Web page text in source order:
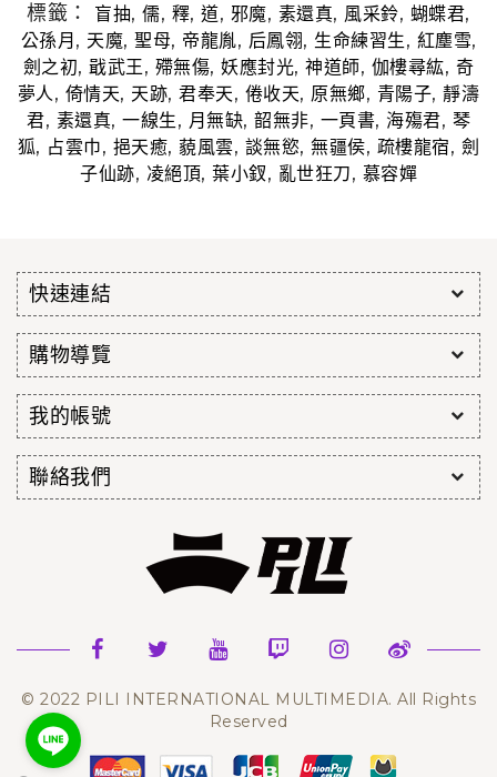
標籤： 盲抽,儒, 釋,道, 邪魔, 素還真, 風采鈴, 蝴蝶君,
公孫月 , 天魔, 聖母, 帝龍胤, 后鳳翎, 生命練習生, 紅塵雪,
劍之初,戢武王, 殢無傷,妖應封光,神道師, 伽樓尋紘, 奇
夢人, 倚情天, 天跡,君奉天, 倦收天,原無鄉, 青陽子,靜濤
君, 素還真, 一線生, 月無缺, 韶無非, 一頁書, 海殤君, 琴
狐, 占雲巾, 挹天癒,藐風雲, 談無慾,無疆侯, 疏樓龍宿, 劍
子仙跡, 凌絕頂, 葉小釵, 亂世狂刀, 慕容嬋
快速連結
購物導覽
我的帳號
聯絡我們
© 2022 PILI INTERNATIONAL MULTIMEDIA. All Rights
Reserved